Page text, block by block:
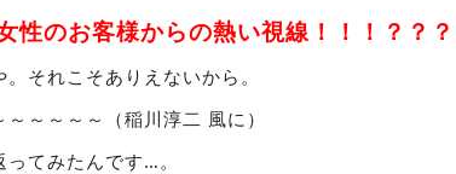
性のお客様からの熱い視線！！！？？？
それこそありえないから。
～～～～（稲川淳二 風に）
てみたんです…。